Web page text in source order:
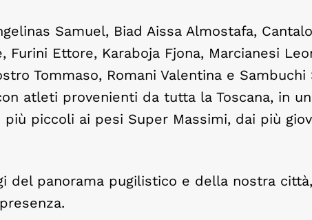
Samuel, Biad Aissa Almostafa,
Furini Ettore, Karaboja Fjona, Marcianesi
Tommaso, Romani Valentina e Sambuchi
atleti provenienti da tutta la Toscana, in
piccoli ai pesi Super Massimi, dai più
del panorama pugilistico e della nostra